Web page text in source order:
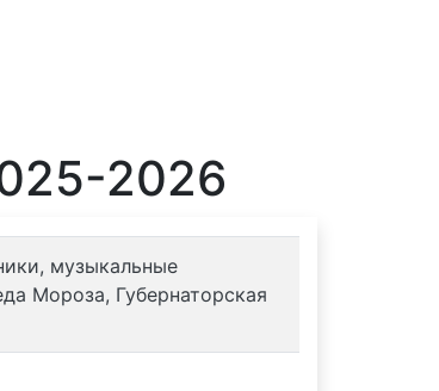
2026
музыкальные
Мороза, Губернаторская